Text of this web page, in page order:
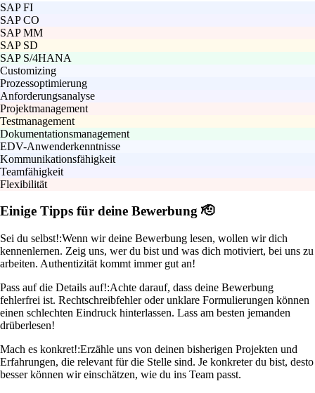
SAP FI
SAP CO
SAP MM
SAP SD
SAP S/4HANA
Customizing
Prozessoptimierung
Anforderungsanalyse
Projektmanagement
Testmanagement
Dokumentationsmanagement
EDV-Anwenderkenntnisse
Kommunikationsfähigkeit
Teamfähigkeit
Flexibilität
Einige Tipps für deine Bewerbung 🫡
Sei du selbst!:Wenn wir deine Bewerbung lesen, wollen wir dich
kennenlernen. Zeig uns, wer du bist und was dich motiviert, bei uns zu
arbeiten. Authentizität kommt immer gut an!
Pass auf die Details auf!:Achte darauf, dass deine Bewerbung
fehlerfrei ist. Rechtschreibfehler oder unklare Formulierungen können
einen schlechten Eindruck hinterlassen. Lass am besten jemanden
drüberlesen!
Mach es konkret!:Erzähle uns von deinen bisherigen Projekten und
Erfahrungen, die relevant für die Stelle sind. Je konkreter du bist, desto
besser können wir einschätzen, wie du ins Team passt.